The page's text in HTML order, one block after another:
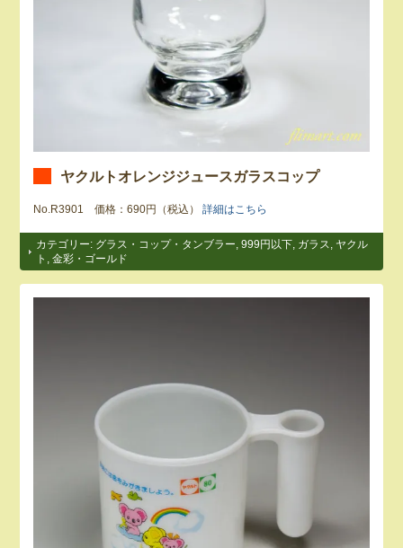
ヤクルトオレンジジュースガラスコップ
No.R3901 価格：690円（税込）詳細はこちら
カテゴリー: グラス・コップ・タンブラー,999円以下 , ガラス, ヤクル
ト ,金彩・ゴールド